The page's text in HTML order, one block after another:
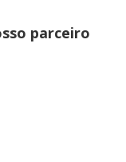
parceiro